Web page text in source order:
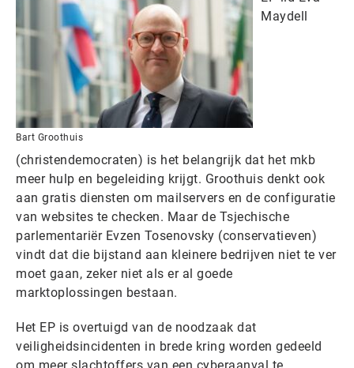
Bart Groothuis
Maydell
(christendemocraten) is het belangrijk dat het mkb
meer hulp en begeleiding krijgt. Groothuis denkt ook
aan gratis diensten om mailservers en de configuratie
van websites te checken. Maar de Tsjechische
parlementariër Evzen Tosenovsky (conservatieven)
vindt dat die bijstand aan kleinere bedrijven niet te ver
moet gaan, zeker niet als er al goede
marktoplossingen bestaan.
Het EP is overtuigd van de noodzaak dat
veiligheidsincidenten in brede kring worden gedeeld
om meer slachtoffers van een cyberaanval te